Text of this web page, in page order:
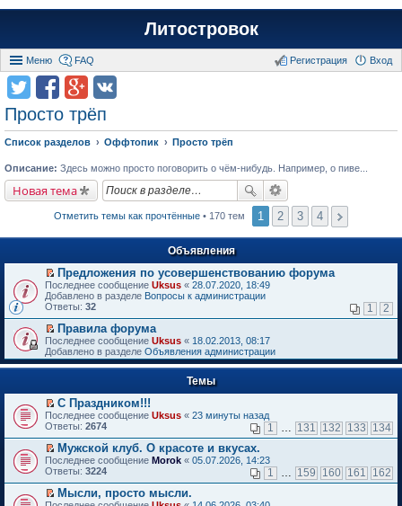
Литостровок
Меню FAQ Вход
Регистрация
Просто трёп
Список разделов Оффтопик Просто трёп
Описание: Здесь можно просто поговорить о чём-нибудь. Например, о пиве...
Новая тема
Отметить темы как прочтённые • 170 тем 1 2 3 4
Объявления
П
е
р
й
т
и
к
п
в
о
м
у
н
е
п
р
о
ч
Предложения по усовершенствованию форума
Последнее сообщение Uksus « 28.07.2020, 18:49
Добавлено в разделе Вопросы к администрации
Ответы: 32 1 2
П
е
р
е
т
и
к
п
р
в
о
м
у
н
Правила форума
Последнее сообщение Uksus « 18.02.2013, 08:17
Добавлено в разделе Объявления администрации
Темы
П
е
е
й
т
и
к
п
С Праздником!!!
Последнее сообщение Uksus « 23 минуты назад
Ответы: 2674 1 131 132 133 134
П
е
е
й
Мужской клуб. О красоте и вкусах.
Последнее сообщение Morok « 05.07.2026, 14:23
Ответы: 3224 1 159 160 161 162
П
Мысли, просто мысли.